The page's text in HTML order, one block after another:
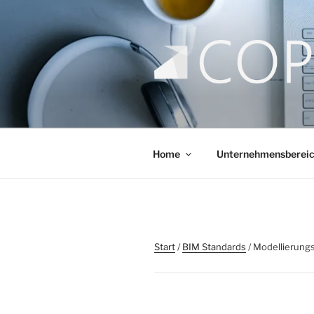
COPLI
taking better decisions!
Home
Start/BIM Standards /